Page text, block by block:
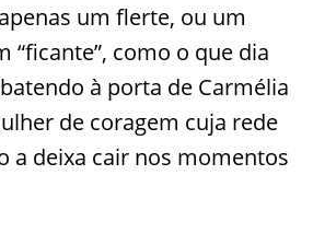
um flerte, ou um
“ficante”, como o que dia
à porta de Carmélia
de coragem cuja rede
a deixa cair nos momentos